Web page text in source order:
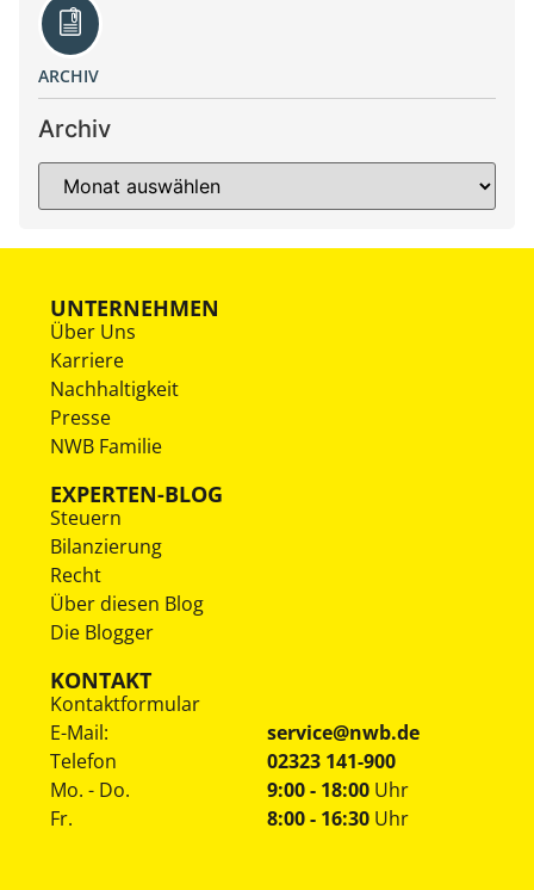
ARCHIV
Archiv
UNTERNEHMEN
Über Uns
Karriere
Nachhaltigkeit
Presse
NWB Familie
EXPERTEN-BLOG
Steuern
Bilanzierung
Recht
Über diesen Blog
Die Blogger
KONTAKT
Kontaktformular
E-Mail:
service@nwb.de
Telefon
02323 141-900
Mo. - Do.
Fr.
9:00 - 18:00 Uhr
8:00 - 16:30 Uhr